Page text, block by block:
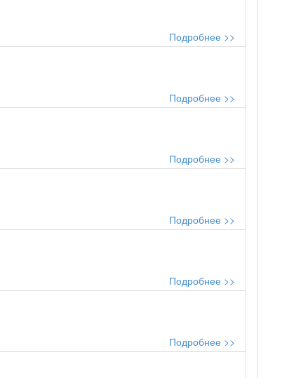
Подробнее >>
Подробнее >>
Подробнее >>
Подробнее >>
Подробнее >>
Подробнее >>